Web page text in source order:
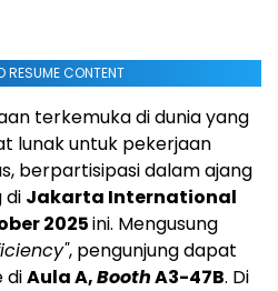
RESUME CONTENT
terkemuka di dunia yang
lunak untuk pekerjaan
berpartisipasi dalam ajang
di Jakarta International
2025ini. Mengusung
, pengunjung dapat
diAula A,BoothA3-47B. Di